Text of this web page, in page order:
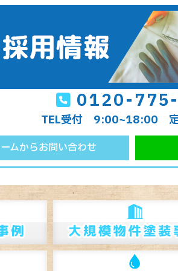
0120-
TEL受付 9:00~18:00 定
ムからお問い合わせ